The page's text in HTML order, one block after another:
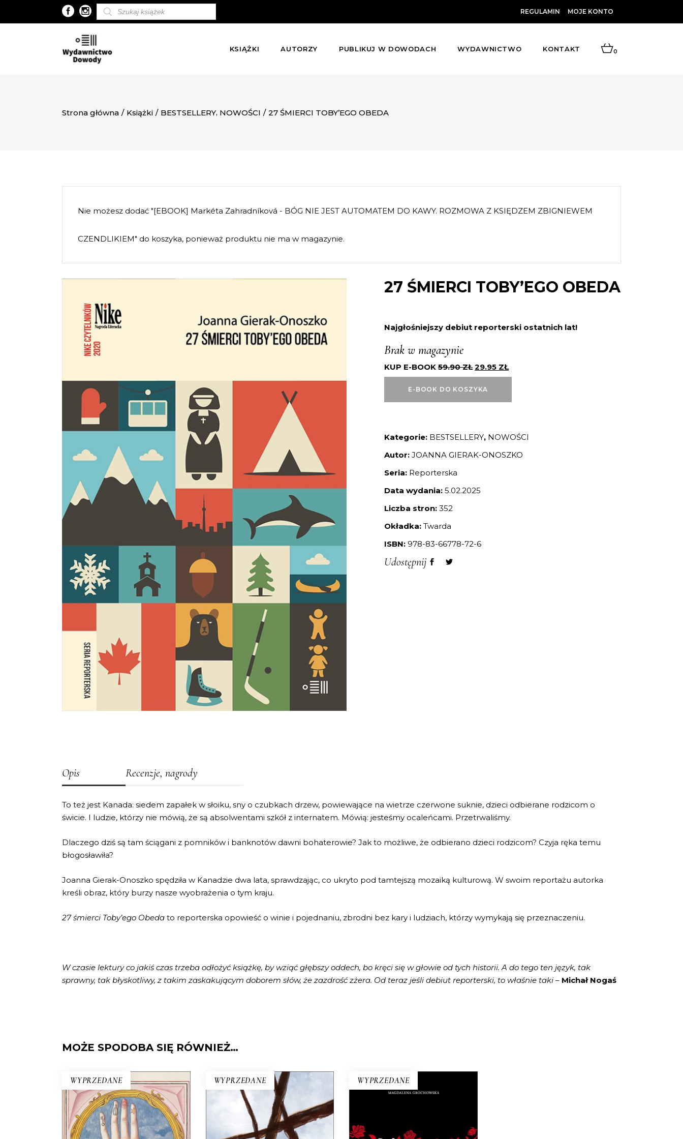
Wyszukiwarka
produktów
REGULAMIN MOJE KONTO
KSIĄŻKI AUTORZY PUBLIKUJ W DOWODACH WYDAWNICTWO KONTAKT 0
Strona główna / Książki / BESTSELLERY, NOWOŚCI / 27 ŚMIERCI TOBY’EGO OBEDA
Nie możesz dodać "[EBOOK] Markéta Zahradníková - BÓG NIE JEST AUTOMATEM DO KAWY. ROZMOWA Z KSIĘDZEM ZBIGNIEWEM
CZENDLIKIEM" do koszyka, ponieważ produktu nie ma w magazynie.
27 ŚMIERCI TOBY’EGO OBEDA
Najgłośniejszy debiut reporterski ostatnich lat!
Brak w magazynie
KUP E-BOOK 59.90ZŁ 29.95 ZŁ
E-BOOK DO KOSZYKA
Kategorie: BESTSELLERY, NOWOŚCI
Autor: JOANNA GIERAK-ONOSZKO
Seria: Reporterska
Data wydania: 5.02.2025
Liczba stron: 352
Okładka: Twarda
ISBN: 978-83-66778-72-6
Udostępnij
Opis Recenzje, nagrody
To też jest Kanada: siedem zapałek w słoiku, sny o czubkach drzew, powiewające na wietrze czerwone suknie, dzieci odbierane rodzicom o
świcie. I ludzie, którzy nie mówią, że są absolwentami szkół z internatem. Mówią: jesteśmy ocaleńcami. Przetrwaliśmy.
Dlaczego dziś są tam ściągani z pomników i banknotów dawni bohaterowie? Jak to możliwe, że odbierano dzieci rodzicom? Czyja ręka temu
błogosławiła?
Joanna Gierak-Onoszko spędziła w Kanadzie dwa lata, sprawdzając, co ukryto pod tamtejszą mozaiką kulturową. W swoim reportażu autorka
kreśli obraz, który burzy nasze wyobrażenia o tym kraju.
27 śmierci Toby’ego Obeda to reporterska opowieść o winie i pojednaniu, zbrodni bez kary i ludziach, którzy wymykają się przeznaczeniu.
W czasie lektury co jakiś czas trzeba odłożyć książkę, by wziąć głębszy oddech, bo kręci się w głowie od tych historii. A do tego ten język, tak
sprawny, tak błyskotliwy, z takim zaskakującym doborem słów, że zazdrość zżera. Od teraz jeśli debiut reporterski, to właśnie taki – Michał Nogaś
MOŻE SPODOBA SIĘ RÓWNIEŻ…
WYPRZEDANE
ŚWIATY WZNIESIEMY
NOWE
WYPRZEDANE
NA KAŻDYM ROGU TA
WYPRZEDANE